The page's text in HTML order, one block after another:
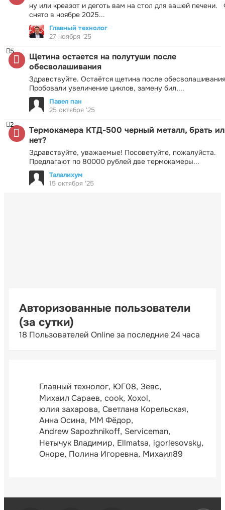
ну или креазот и деготь вам на стол для вашей печени.
снято в ноябре 2025...
Главный технолог
27 ноября '25
Щетина остается на полутуши после
обесволашивания
Здравствуйте. Остаётся щетина после
Пробовали увеличение циклов, замену бил,...
5
Павел пан
25 октября '25
Термокамера КТД-500 черный металл, брать
нет?
Здравствуйте, уважаемые! Посоветуйте, пожалуйста.
Предлагают по 80000 рублей две термокамеры...
2
Талалихум
15 октября '25
Авторизованные пользователи
(за сутки)
18 Пользователей Online за последние 24 часа
Главный технолог ЮГ08 Зевс
Михаил Сараев cook Xoxol
юлия захарова Светлана Корельская
Анна Осина ММ Фёдор
Andrew Sapozhnikoff Serviceman
Нетычук Владимир Ellmatsa igorlesovsky
Оноре Полина Игоревна Михаил89